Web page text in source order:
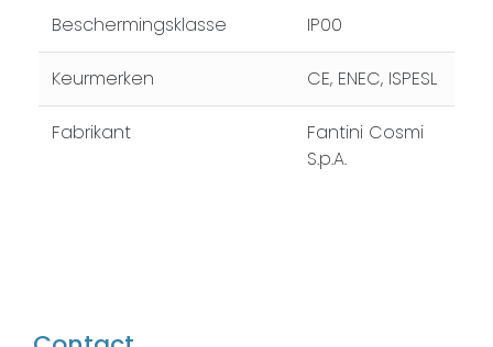
Beschermingsklasse IP00
Keurmerken CE, ENEC, ISPESL
Fabrikant
Fantini Cosmi
S.p.A.